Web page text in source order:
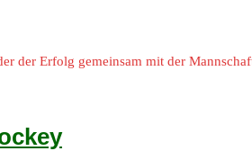
der Erfolg gemeinsam mit der